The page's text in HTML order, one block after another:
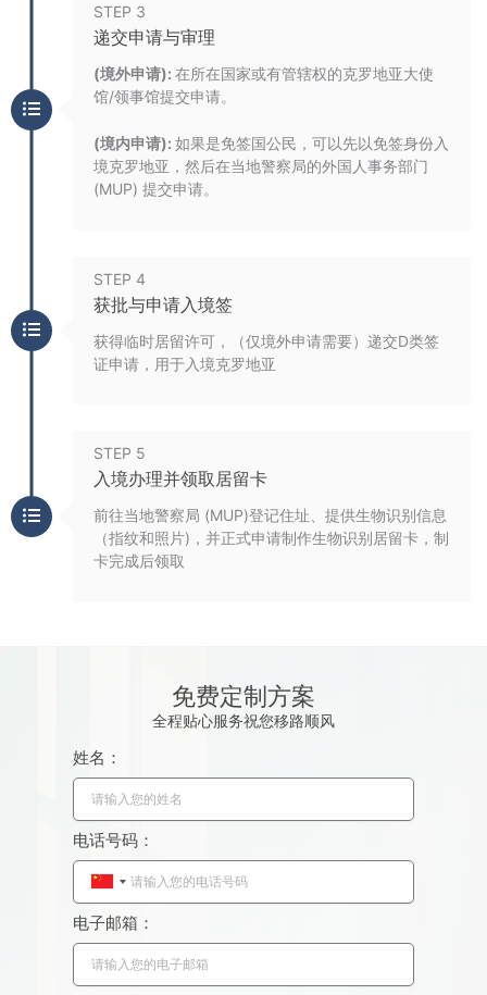
STEP 3
递交申请与审理
(境外申请): 在所在国家或有管辖权的克罗地亚大使
馆/领事馆提交申请。
(境内申请): 如果是免签国公民，可以先以免签身份入
境克罗地亚，然后在当地警察局的外国人事务部门
(MUP) 提交申请。
STEP 4
获批与申请入境签
获得临时居留许可，（仅境外申请需要）递交D类签
证申请，用于入境克罗地亚
STEP 5
入境办理并领取居留卡
前往当地警察局 (MUP)登记住址、提供生物识别信息
（指纹和照片)，并正式申请制作生物识别居留卡，制
卡完成后领取
免费定制方案
全程贴心服务祝您移路顺风
姓名：
电话号码：
C
h
i
n
电子邮箱：